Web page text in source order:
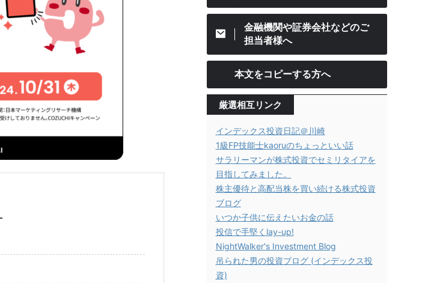
金融機関や証券会社などのご
担当者様へ
本文をコピーする方へ
厳選相互リンク
インデックス投資日記＠川崎
1級FP技能士kaoruのちょっといい話
サラリーマンが株式投資でセミリタイアを
目指してみました。
株主優待と高配当株を買い続ける株式投資
ブログ
いつか子供に伝えたいお金の話
投信で手堅くlay-up!
NightWalker's Investment Blog
吊られた男の投資ブログ (インデックス投
資)